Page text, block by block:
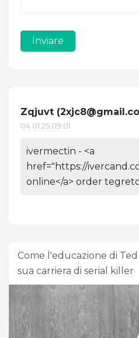
Inviare
Zqjuvt (
04.01.25 09:01
ivermectin - <a
href="https://
online</a> order
Come l'educazione di
sua carriera di serial killer